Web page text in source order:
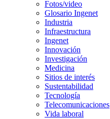
Fotos/video
Glosario Ingenet
Industria
Infraestructura
Ingenet
Innovación
Investigación
Medicina
Sitios de interés
Sustentabilidad
Tecnología
Telecomunicaciones
Vida laboral